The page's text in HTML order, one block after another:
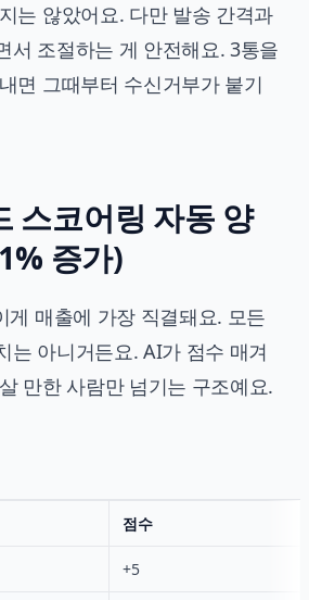
는 않았어요. 다만 발송 간격과
서 조절하는 게 안전해요. 3통을
면 그때부터 수신거부가 붙기
스코어링 자동 양
증가)
게 매출에 가장 직결돼요. 모든
는 아니거든요. AI가 점수 매겨
만한 사람만 넘기는 구조예요.
점수
+5